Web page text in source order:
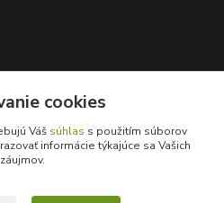
224 cookies
Váš súhlas s použitím súborov
informácie týkajúce sa Vašich
záujmov.